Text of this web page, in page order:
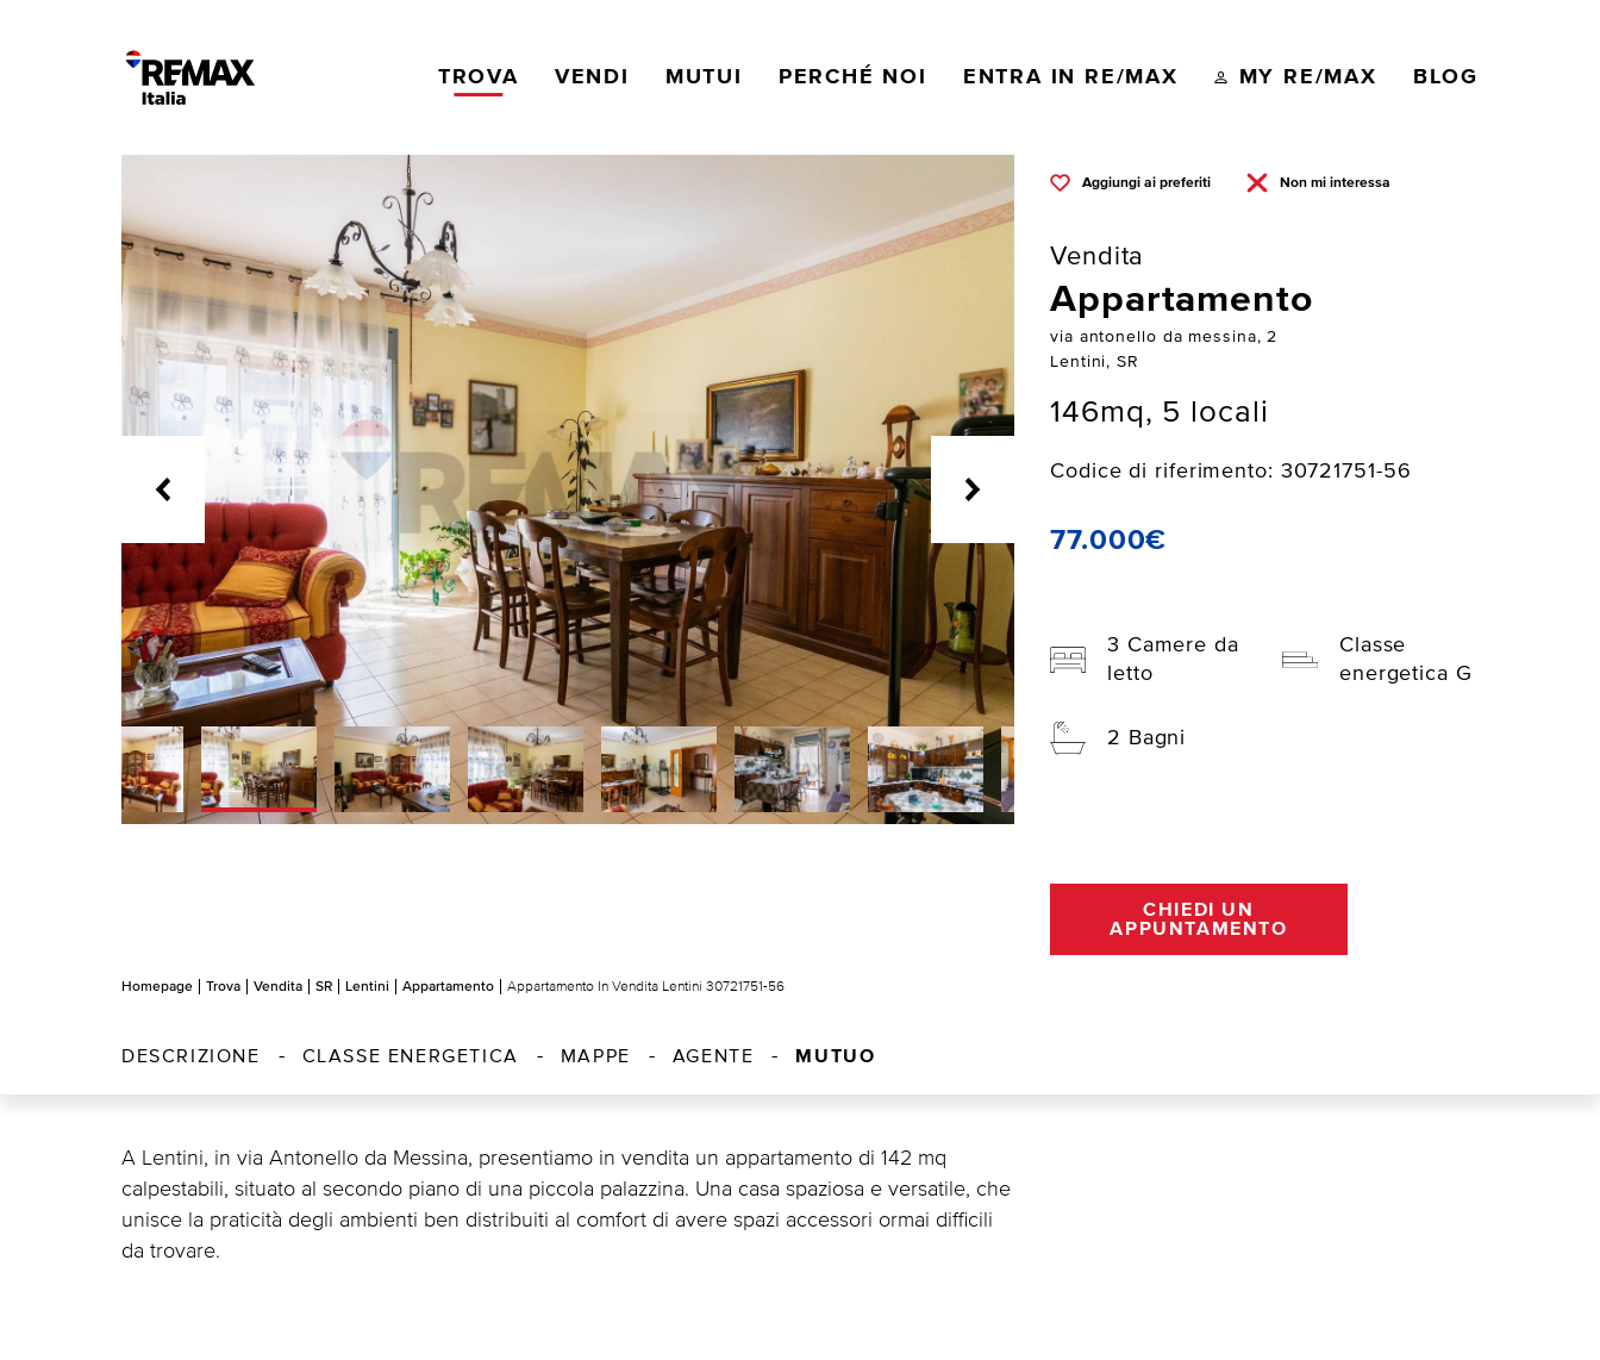
TROVA VENDI MUTUI PERCHÉ NOI ENTRA IN RE/MAX MY RE/MAX BLOG
Aggiungi ai preferiti Non mi interessa
Vendita
Appartamento
via antonello da messina, 2
Lentini, SR
146mq, 5 locali
Codice di riferimento: 30721751-56
77.000€
3 Camere da
letto
Classe
energetica G
2 Bagni
CHIEDI UN
APPUNTAMENTO
Homepage Trova Vendita SR Lentini Appartamento Appartamento In Vendita Lentini 30721751-56
DESCRIZIONE CLASSE ENERGETICA MAPPE AGENTE MUTUO
A Lentini, in via Antonello da Messina, presentiamo in vendita un appartamento di 142 mq
calpestabili, situato al secondo piano di una piccola palazzina. Una casa spaziosa e versatile, che
unisce la praticità degli ambienti ben distribuiti al comfort di avere spazi accessori ormai difficili
da trovare.